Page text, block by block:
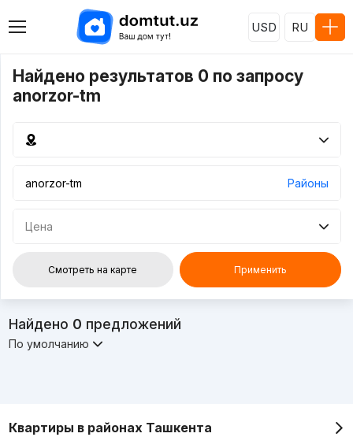
USD RU
Найдено результатов 0 по запросу
anorzor-tm
Районы
Цена
Смотреть на карте Применить
Найдено 0 предложений
По умолчанию
Квартиры в районах Ташкента